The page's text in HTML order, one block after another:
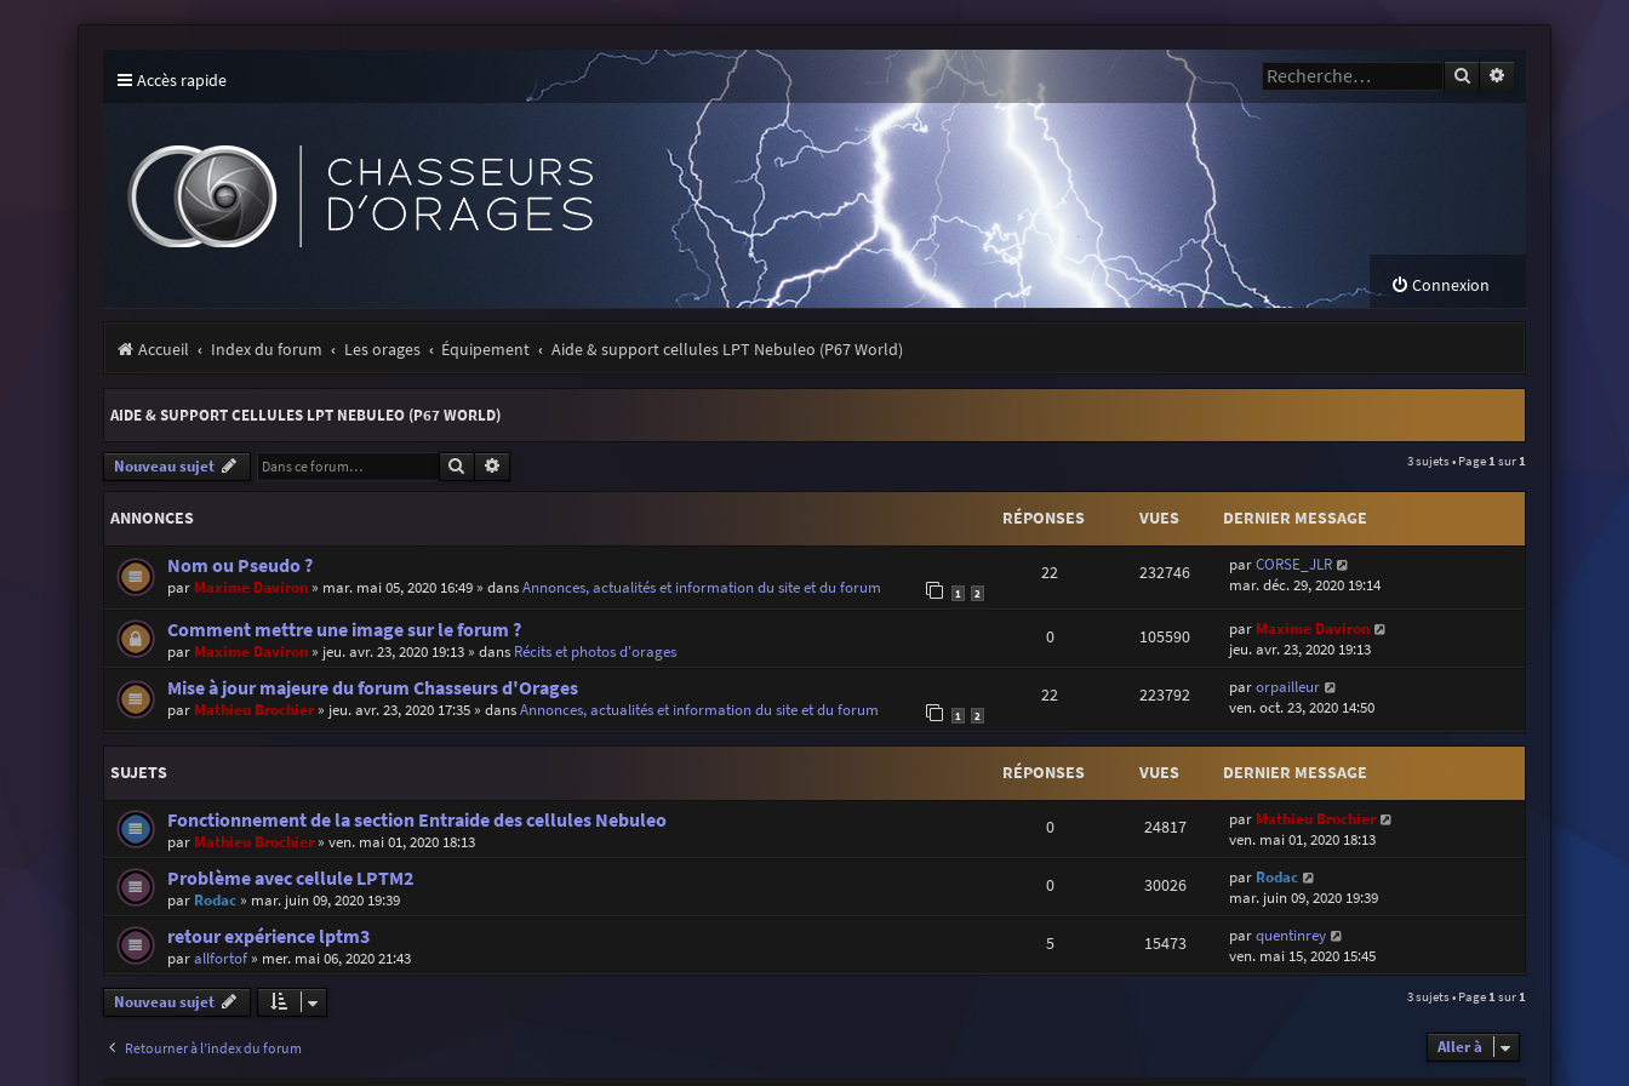
Accès rapide Rechercher
Connexion
Accueil Index du forum Les orages Équipement Aide & support cellules LPT Nebuleo (P67 World)
AIDE & SUPPORT CELLULES LPT NEBULEO (P67 WORLD)
Nouveau sujet Rechercher 3 sujets • Page 1 sur 1
ANNONCES RÉPONSES VUES DERNIER MESSAGE
Nom ou Pseudo ?
par Maxime Daviron» mar. mai 05, 2020 16:49» dansAnnonces, actualités et information du site et du forum 1 2
22 232746 parCORSE_JLR
mar. déc. 29, 2020 19:14
Comment mettre une image sur le forum ?
par Maxime Daviron» jeu. avr. 23, 2020 19:13» dans Récits et photos d'orages
0 105590 par Maxime Daviron
jeu. avr. 23, 2020 19:13
Mise à jour majeure du forum Chasseurs d'Orages
par Mathieu Brochier» jeu. avr. 23, 2020 17:35» dansAnnonces, actualités et information du site et du forum 1 2
22 223792 parorpailleur
ven. oct. 23, 2020 14:50
SUJETS RÉPONSES VUES DERNIER MESSAGE
Fonctionnement de la section Entraide des cellules Nebuleo
par Mathieu Brochier» ven. mai 01, 2020 18:13
0 24817 par Mathieu Brochier
ven. mai 01, 2020 18:13
Problème avec cellule LPTM2
par Rodac» mar. juin 09, 2020 19:39
0 30026 par Rodac
mar. juin 09, 2020 19:39
retour expérience lptm3
parallfortof» mer. mai 06, 2020 21:43
5 15473 parquentinrey
ven. mai 15, 2020 15:45
Nouveau sujet 3 sujets • Page1sur1
Retourner à l’index du forum Aller à